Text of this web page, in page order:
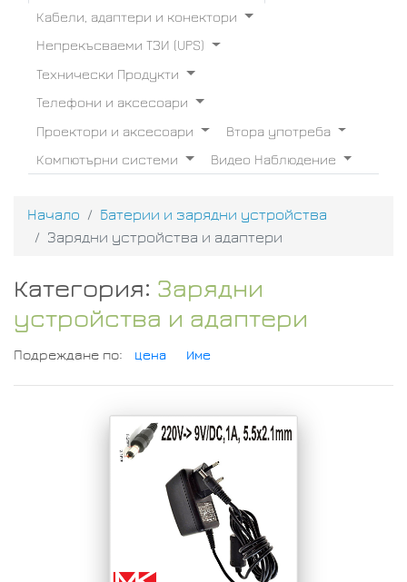
Кабели, адаптери и конектори
Непрекъсваеми ТЗИ (UPS)
Технически Продукти
Телефони и аксесоари
Проектори и аксесоари
Втора употреба
Компютърни системи
Видео Наблюдение
Начало
Батерии и зарядни устройства
Зарядни устройства и адаптери
Категория: Зарядни
устройства и адаптери
Подреждане по: Цена Име